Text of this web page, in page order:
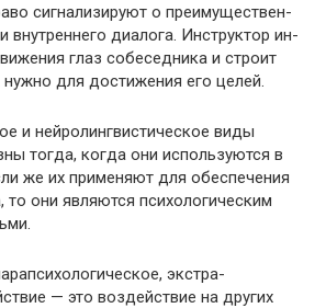
сигнализируют о преимуществен­
внутреннего диалога. Инструктор ин­
глаз собеседника и строит
для достижения его целей.
и нейролингвистическое виды
тогда, когда они используются в
же их применяют для обеспече­ния
то они являются психологичес­ким
экстра­
— это воздействие на других